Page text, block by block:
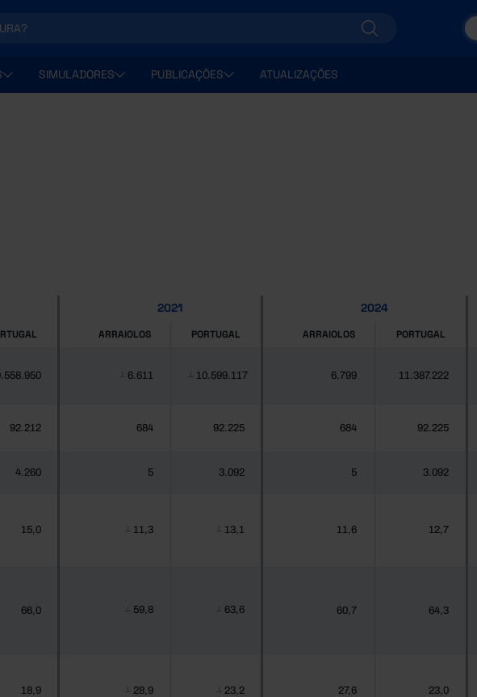
SIMULADORES PUBLICAÇÕES ATUALIZAÇÕES
2021 2024
ARRAIOLOS PORTUGAL ARRAIOLOS PORTUGAL
6.611 10.599.117 6.799 11.387.222
92.212 684 92.225 684 92.225
4.260 5 3.092 5 3.092
15,0 11,3 13,1 11,6 12,7
66,0 59,8 63,6 60,7 64,3
18,9 28,9 23,2 27,6 23,0